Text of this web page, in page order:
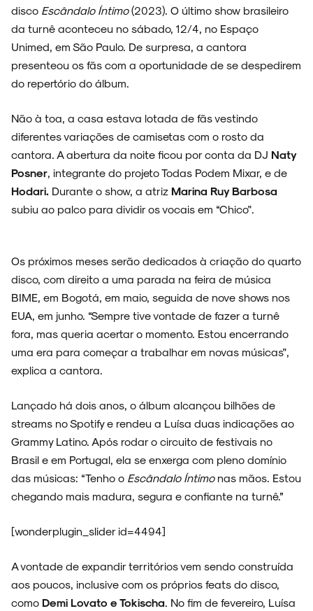
ENTREVISTAS
ESPECIAIS
FAIXA A FAIXA
NOVIDADES
NOIZE RECORD CLUB
SOBRE
disco Escândalo Íntimo(2023). O último show brasileiro
da turnê aconteceu no sábado, 12/4, no Espaço
Unimed, em São Paulo. De surpresa, a cantora
presenteou os fãs com a oportunidade de se despedirem
do repertório do álbum.
Não à toa, a casa estava lotada de fãs vestindo
diferentes variações de camisetas com o rosto da
cantora. A abertura da noite ficou por conta da DJ Naty
Posner, integrante do projeto Todas Podem Mixar, e de
Hodari. Durante o show, a atriz Marina Ruy Barbosa
subiu ao palco para dividir os vocais em “Chico".
Os próximos meses serão dedicados à criação do quarto
disco, com direito a uma parada na feira de música
BIME, em Bogotá, em maio, seguida de nove shows nos
EUA, em junho. “Sempre tive vontade de fazer a turnê
fora, mas queria acertar o momento. Estou encerrando
uma era para começar a trabalhar em novas músicas",
explica a cantora.
Lançado há dois anos, o álbum alcançou bilhões de
streams no Spotify e rendeu a Luísa duas indicações ao
Grammy Latino. Após rodar o circuito de festivais no
Brasil e em Portugal, ela se enxerga com pleno domínio
das músicas: “Tenho o Escândalo Íntimonas mãos. Estou
chegando mais madura, segura e confiante na turnê.”
[wonderplugin_slider id=4494]
A vontade de expandir territórios vem sendo construída
aos poucos, inclusive com os próprios feats do disco,
como Demi Lovato e Tokischa. No fim de fevereiro, Luísa